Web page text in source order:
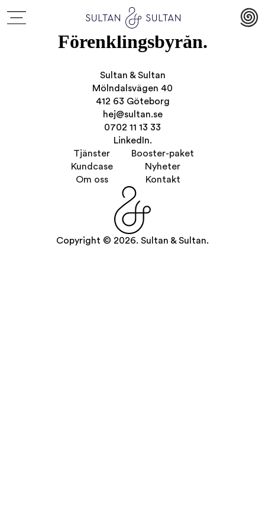
Förenklingsbyrån.
Sultan & Sultan
Mölndalsvägen 40
412 63 Göteborg
hej@sultan.se
0702 11 13 33
LinkedIn.
Tjänster
Kundcase
Om oss
Booster-paket
Nyheter
Kontakt
Copyright © 2026. Sultan & Sultan.